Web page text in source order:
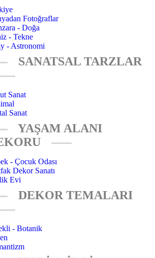
Fotoğraflar
- Doğa
- Tekne
- Astronomi
SANATSAL TARZLAR
Sanat
Sanat
YAŞAM ALANI
- Çocuk Odası
Dekor Sanatı
Evi
DEKOR TEMALARI
- Botanik